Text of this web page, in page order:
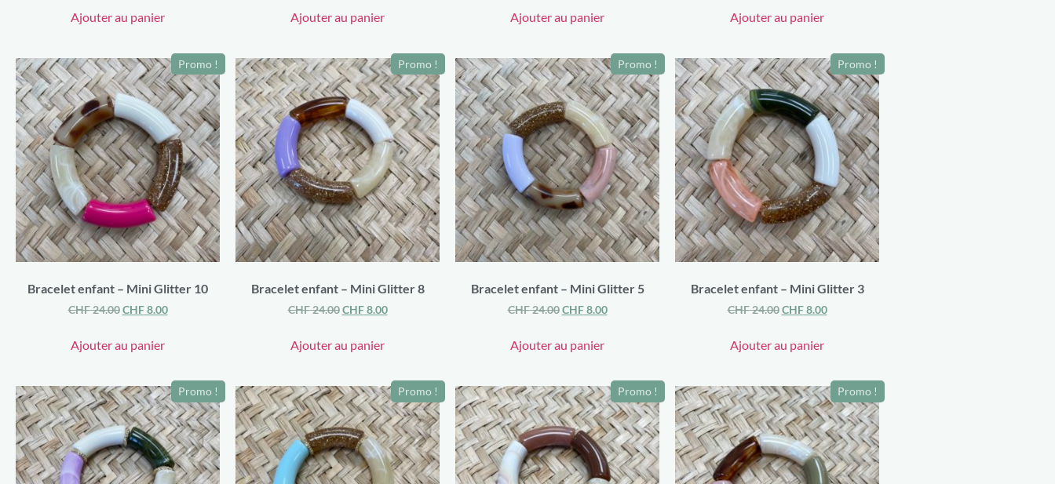
Ajouter au panier Ajouter au panier Ajouter au panier Ajouter au panier
Promo !
Bracelet enfant – Mini Glitter 10
CHF24.00 CHF8.00
Ajouter au panier
Promo !
Bracelet enfant – Mini Glitter 8
CHF24.00 CHF8.00
Ajouter au panier
Promo !
Bracelet enfant – Mini Glitter 5
CHF24.00 CHF8.00
Ajouter au panier
Promo !
Bracelet enfant – Mini Glitter 3
CHF24.00 CHF8.00
Ajouter au panier
Promo ! Promo ! Promo ! Promo !